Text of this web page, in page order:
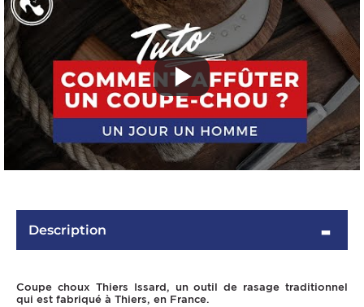
Description
Coupe choux Thiers Issard, un outil de rasage traditionnel
qui est fabriqué à Thiers, en France.